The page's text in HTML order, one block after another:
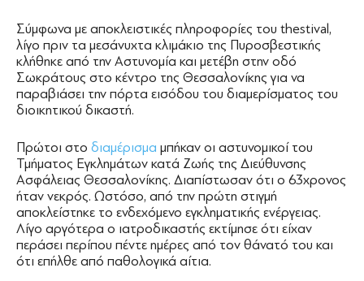
Σύμφωνα με αποκλειστικές πληροφορίες του thestival,
λίγο πριν τα μεσάνυχτα κλιμάκιο της Πυροσβεστικής
κλήθηκε από την Αστυνομία και μετέβη στην οδό
Σωκράτους στο κέντρο της Θεσσαλονίκης για να
παραβιάσει την πόρτα εισόδου του διαμερίσματος του
διοικητικού δικαστή.
Πρώτοι στο διαμέρισμα μπήκαν οι αστυνομικοί του
Τμήματος Εγκλημάτων κατά Ζωής της Διεύθυνσης
Ασφάλειας Θεσσαλονίκης. Διαπίστωσαν ότι ο 63χρονος
ήταν νεκρός. Ωστόσο, από την πρώτη στιγμή
αποκλείστηκε το ενδεχόμενο εγκληματικής ενέργειας.
Λίγο αργότερα ο ιατροδικαστής εκτίμησε ότι είχαν
περάσει περίπου πέντε ημέρες από τον θάνατό του και
ότι επήλθε από παθολογικά αίτια.